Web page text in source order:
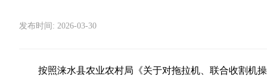
发布时间: 2026-03-30
按照涞水县农业农村局《关于对拖拉机、联合收割机操